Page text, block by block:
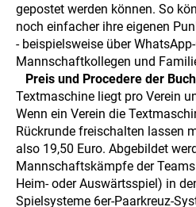
gepostet werden können. So
noch einfacher ihre eigenen
- beispielsweise über
Mannschaftkollegen und
Preis und Procedere der
Textmaschine liegt pro Verein
Wenn ein Verein die
Rückrunde freischalten lassen
also 19,50 Euro. Abgebildet
Mannschaftskämpfe der
Heim- oder Auswärtsspiel) in
Spielsysteme 6er-Paarkreuz-